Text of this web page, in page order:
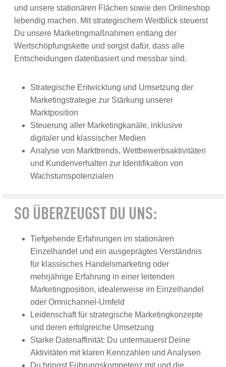
und unsere stationären Flächen sowie den Onlineshop
lebendig machen. Mit strategischem Weitblick steuerst
Du unsere Marketingmaßnahmen entlang der
Wertschöpfungskette und sorgst dafür, dass alle
Entscheidungen datenbasiert und messbar sind.
Strategische Entwicklung und Umsetzung der
Marketingstrategie zur Stärkung unserer
Marktposition
Steuerung aller Marketingkanäle, inklusive
digitaler und klassischer Medien
Analyse von Markttrends, Wettbewerbsaktivitäten
und Kundenverhalten zur Identifikation von
Wachstumspotenzialen
SO ÜBERZEUGST DU UNS:
Tiefgehende Erfahrungen im stationären
Einzelhandel und ein ausgeprägtes Verständnis
für klassisches Handelsmarketing oder
mehrjährige Erfahrung in einer leitenden
Marketingposition, idealerweise im Einzelhandel
oder Omnichannel-Umfeld
Leidenschaft für strategische Marketingkonzepte
und deren erfolgreiche Umsetzung
Starke Datenaffinität: Du untermauerst Deine
Aktivitäten mit klaren Kennzahlen und Analysen